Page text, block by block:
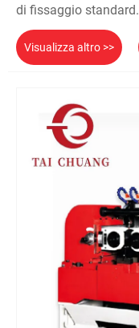
di fissaggio standard.
Visualizza altro >>